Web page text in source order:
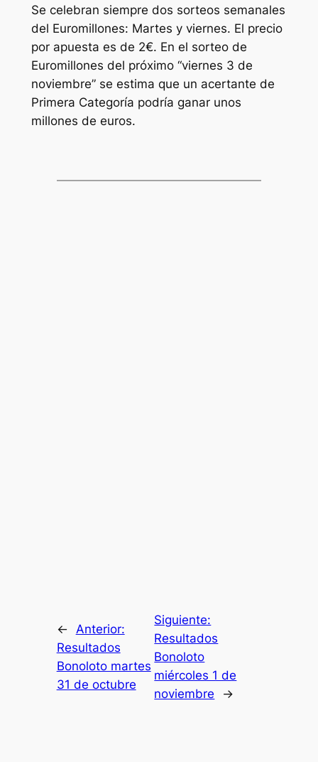
Se celebran siempre dos sorteos semanales
del Euromillones: Martes y viernes. El precio
por apuesta es de 2€. En el sorteo de
Euromillones del próximo “viernes 3 de
noviembre” se estima que un acertante de
Primera Categoría podría ganar unos
millones de euros.
←
Anterior:
Resultados
Bonoloto martes
31 de octubre
Siguiente:
Resultados
Bonoloto
miércoles 1 de
noviembre
→